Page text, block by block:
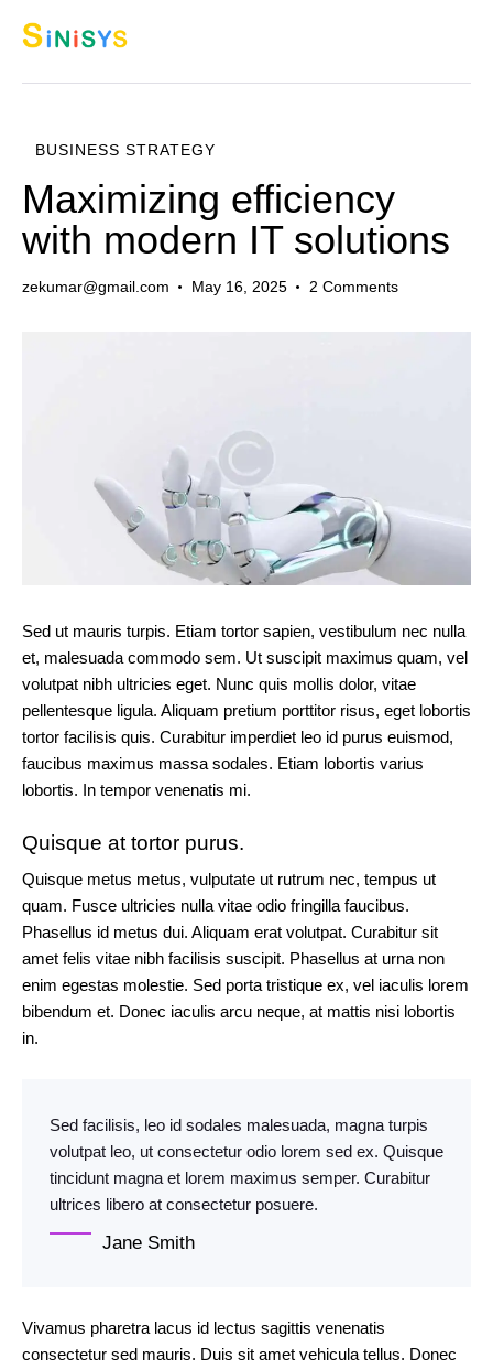
BUSINESS STRATEGY
Maximizing efficiency
with modern IT solutions
zekumar@gmail.com May 16, 2025 2 Comments
Sed ut mauris turpis. Etiam tortor sapien, vestibulum nec nulla
et, malesuada commodo sem. Ut suscipit maximus quam, vel
volutpat nibh ultricies eget. Nunc quis mollis dolor, vitae
pellentesque ligula. Aliquam pretium porttitor risus, eget lobortis
tortor facilisis quis. Curabitur imperdiet leo id purus euismod,
faucibus maximus massa sodales. Etiam lobortis varius
lobortis. In tempor venenatis mi.
Quisque at tortor purus.
Quisque metus metus, vulputate ut rutrum nec, tempus ut
quam. Fusce ultricies nulla vitae odio fringilla faucibus.
Phasellus id metus dui. Aliquam erat volutpat. Curabitur sit
amet felis vitae nibh facilisis suscipit. Phasellus at urna non
enim egestas molestie. Sed porta tristique ex, vel iaculis lorem
bibendum et. Donec iaculis arcu neque, at mattis nisi lobortis
in.
Sed facilisis, leo id sodales malesuada, magna turpis
volutpat leo, ut consectetur odio lorem sed ex. Quisque
tincidunt magna et lorem maximus semper. Curabitur
ultrices libero at consectetur posuere.
Jane Smith
Vivamus pharetra lacus id lectus sagittis venenatis
consectetur sed mauris. Duis sit amet vehicula tellus. Donec